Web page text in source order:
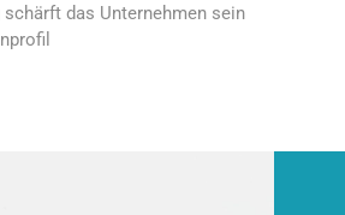
das Unternehmen sein